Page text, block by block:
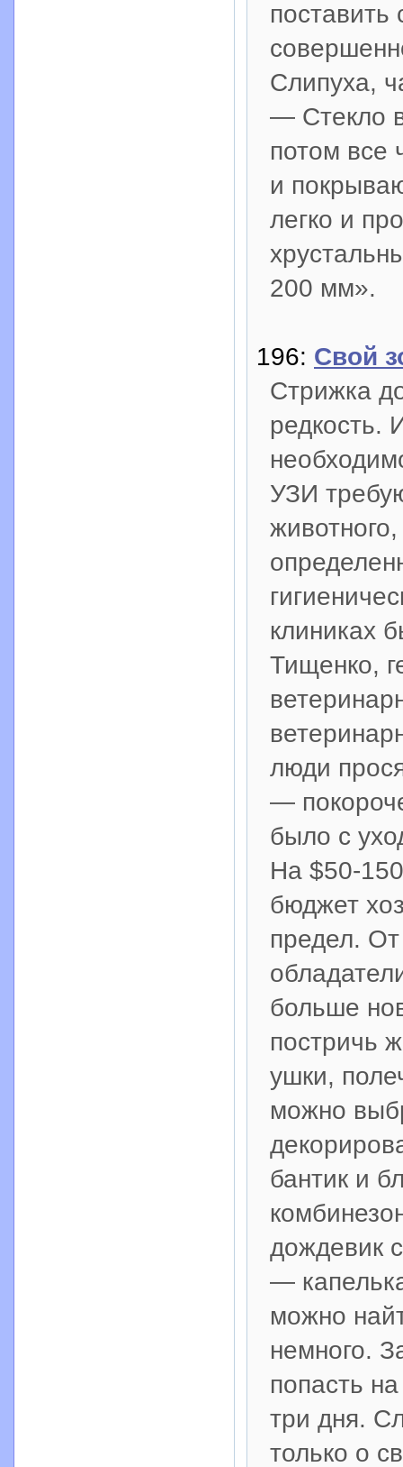
Слипуха,
— Стекло
потом все
и
легко и
200 мм».
196: Свой
Стрижка
редкость.
УЗИ
клиниках
Тищенко,
люди
—
было с
На $50-
бюджет
предел.
больше
постричь
ушки,
можно
бантик и
дождевик
—
можно
немного.
попасть
три дня.
только о